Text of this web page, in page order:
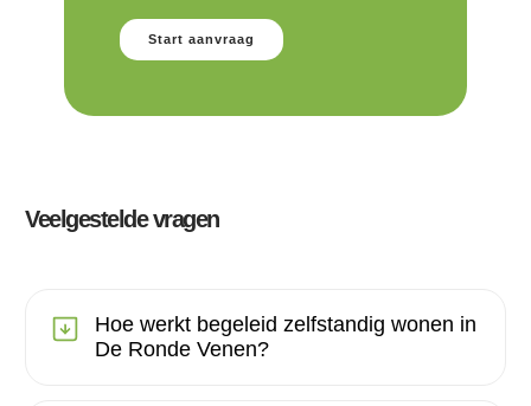
Start aanvraag
Veelgestelde vragen
Hoe werkt begeleid zelfstandig wonen in
De Ronde Venen?